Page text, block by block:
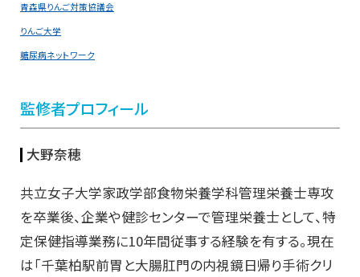
青森県りんご対策協議会
りんご大学
糖尿病ネットワーク
監修者プロフィール
大野奈穂
共立女子大学家政学部食物栄養学科管理栄養士専攻
を卒業後、企業や健診センターで管理栄養士として、特
定保健指導業務に10年間従事する経験を有する。現在
は「千葉柏駅前胃と大腸肛門の内視鏡日帰り手術クリ